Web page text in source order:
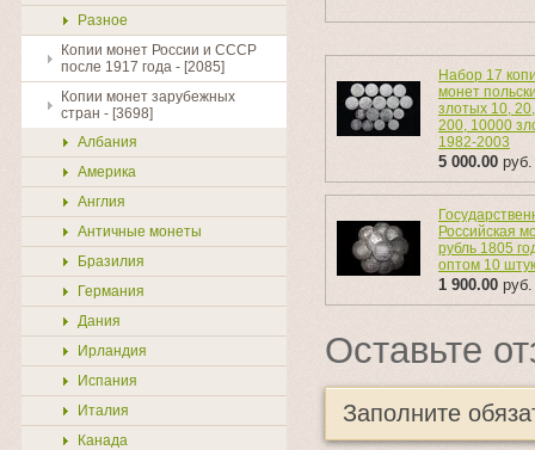
Разное
Копии монет России и СССР
после 1917 года - [2085]
Копии монет зарубежных
стран - [3698]
Албания
Америка
Англия
Античные монеты
Бразилия
Германия
Дания
Ирландия
Испания
Италия
Канада
Набор 17
монет
злотых 10,
200, 10000
1982-2003
5 000.00 руб.
Российская
рубль 1805
оптом 10 штук
1 900.00 руб.
Оставьте
Заполните